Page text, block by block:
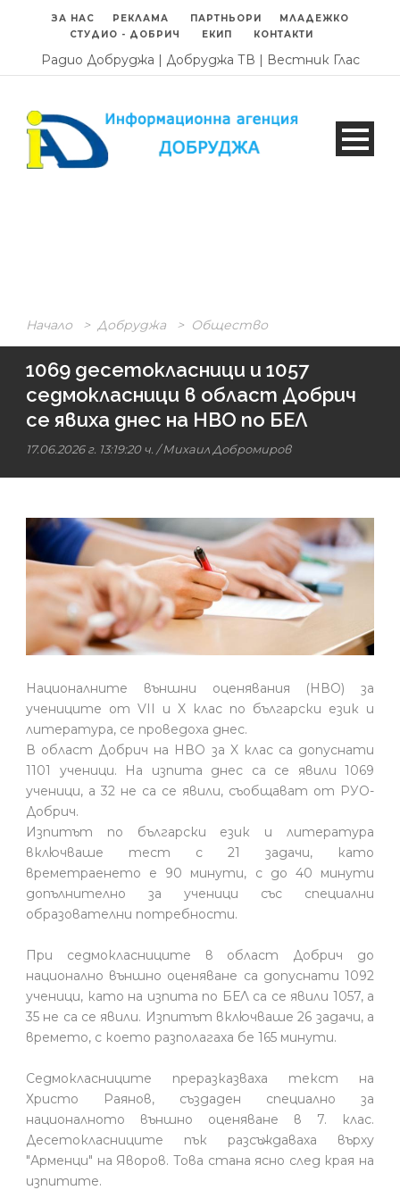
ЗА НАС РЕКЛАМА ПАРТНЬОРИ
МЛАДЕЖКО
СТУДИО - ДОБРИЧ
ЕКИП КОНТАКТИ
Радио Добруджа | Добруджа ТВ | Вестник Глас
Начало > Добруджа > Общество
1069 десетокласници и 1057
седмокласници в област Добрич
се явиха днес на НВО по БЕЛ
17.06.2026 г. 13:19:20 ч. /Михаил Добромиров
Националните външни оценявания (НВО) за
учениците от VII и X клас по български език и
литература, се проведоха днес.
В област Добрич на НВО за X клас са допуснати
1101 ученици. На изпита днес са се явили 1069
ученици, а 32 не са се явили, съобщават от РУО-
Добрич.
Изпитът по български език и литература
включваше тест с 21 задачи, като
времетраенето е 90 минути, с до 40 минути
допълнително за ученици със специални
образователни потребности.
При седмокласниците в област Добрич до
национално външно оценяване са допуснати 1092
ученици, като на изпита по БЕЛ са се явили 1057, а
35 не са се явили. Изпитът включваше 26 задачи, а
времето, с което разполагаха бе 165 минути.
Седмокласниците преразказваха текст на
Христо Раянов, създаден специално за
националното външно оценяване в 7. клас.
Десетокласниците пък разсъждаваха върху
"Арменци" на Яворов. Това стана ясно след края на
изпитите.